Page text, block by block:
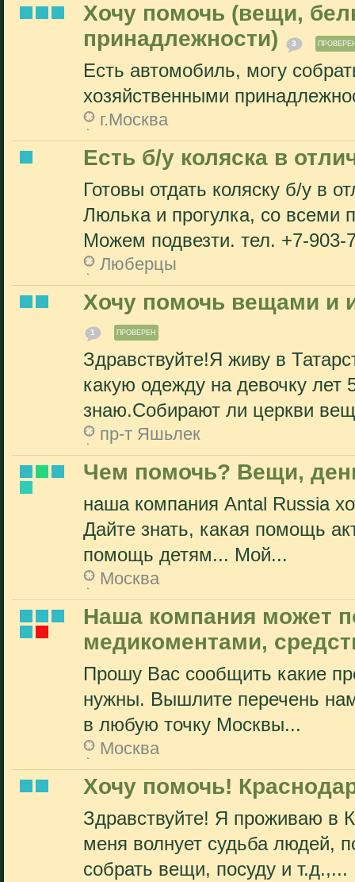
Хочу помочь (вещи,
принадлежности)
3
Есть автомобиль, могу
хозяйственными
г.Москва
Есть б/у коляска в
Готовы отдать коляску б/у в
Люлька и прогулка, со
Можем подвезти. тел. +7-903-
Люберцы
Хочу помочь вещами и
1 ПРОВЕРЕН
Здравствуйте!Я живу в
какую одежду на девочку лет
знаю.Собирают ли церкви
пр-т Яшьлек
Чем помочь? Вещи,
наша компания Antal Russia
Дайте знать, какая помощь
помощь детям... Мой...
Москва
Наша компания может
медикоментами,
Прошу Вас сообщить какие
нужны. Вышлите перечень
в любую точку Москвы...
Москва
Хочу помочь!
Здравствуйте! Я проживаю в
меня волнует судьба людей,
собрать вещи, посуду и т.д.,...